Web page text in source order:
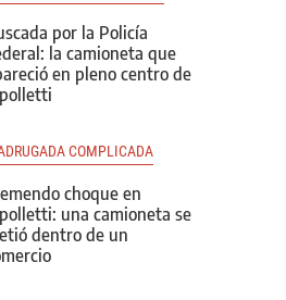
por la Policía
la camioneta que
en pleno centro de
COMPLICADA
choque en
una camioneta se
dentro de un